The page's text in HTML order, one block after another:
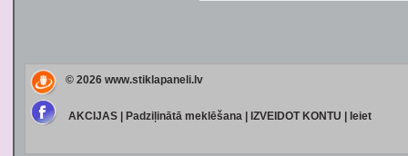
© 2026 www.stiklapaneli.lv
AKCIJAS| Padziļinātā meklēšana| IZVEIDOT KONTU Ieiet